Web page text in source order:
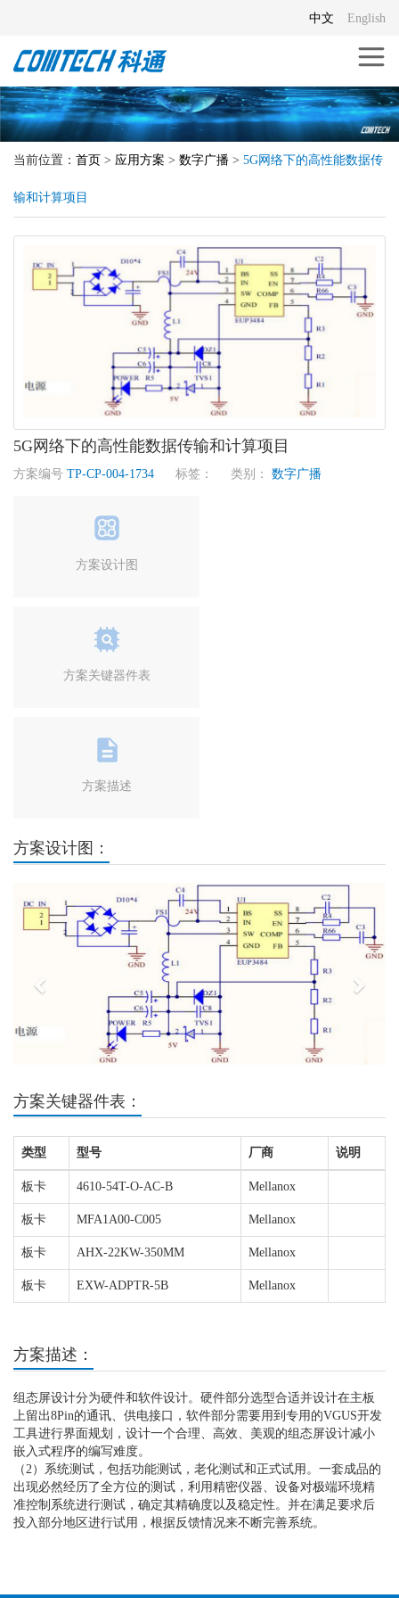
English
中文
当前位置： 首页 > 应用方案 > 数字广播 > 5G网络下的高性能数据传
输和计算项目
5G网络下的高性能数据传输和计算项目
方案编号 TP-CP-004-1734 标签： 类别： 数字广播
方案设计图
方案关键器件表
方案描述
方案设计图：
方案关键器件表：
类型 型号 厂商 说明
板卡 4610-54T-O-AC-B Mellanox
板卡 MFA1A00-C005 Mellanox
板卡 AHX-22KW-350MM Mellanox
板卡 EXW-ADPTR-5B Mellanox
方案描述：
组态屏设计分为硬件和软件设计。硬件部分选型合适并设计在主板
上留出8Pin的通讯、供电接口，软件部分需要用到专用的VGUS开发
工具进行界面规划，设计一个合理、高效、美观的组态屏设计减小
嵌入式程序的编写难度。
（2）系统测试，包括功能测试，老化测试和正式试用。一套成品的
出现必然经历了全方位的测试，利用精密仪器、设备对极端环境精
准控制系统进行测试，确定其精确度以及稳定性。并在满足要求后
投入部分地区进行试用，根据反馈情况来不断完善系统。